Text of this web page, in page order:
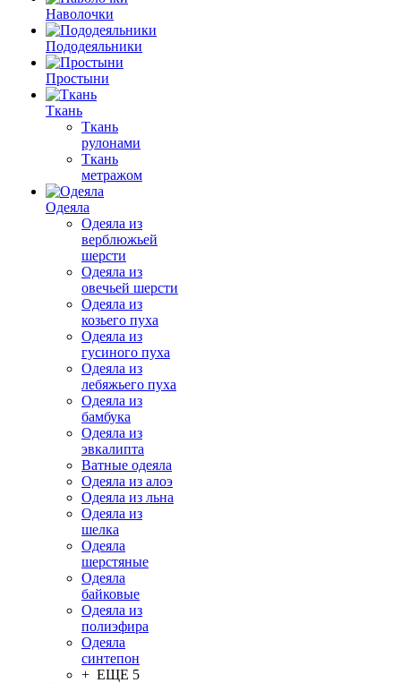
Наволочки
Пододеяльники
Простыни
Ткань
Ткань
рулонами
Ткань
метражом
Одеяла
Одеяла из
верблюжьей
шерсти
Одеяла из
овечьей шерсти
Одеяла из
козьего пуха
Одеяла из
гусиного пуха
Одеяла из
лебяжьего пуха
Одеяла из
бамбука
Одеяла из
эвкалипта
Ватные одеяла
Одеяла из алоэ
Одеяла из льна
Одеяла из
шелка
Одеяла
шерстяные
Одеяла
байковые
Одеяла из
полиэфира
Одеяла
синтепон
+ ЕЩЕ 5